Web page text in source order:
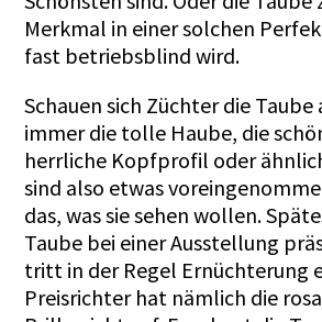
Merkmal in einer solchen
fast betriebsblind wird.
Schauen sich Züchter die Taube
immer die tolle Haube, die
herrliche Kopfprofil oder
sind also etwas
das, was sie sehen wollen.
Taube bei einer Ausstellung
tritt in der Regel Ernüchterung
Preisrichter hat nämlich die